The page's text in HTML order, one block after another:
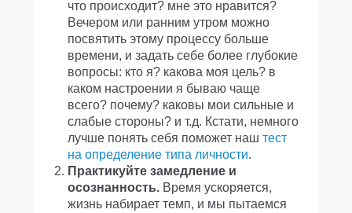
что происходит? мне это нравится?
Вечером или ранним утром можно
посвятить этому процессу больше
времени, и задать себе более глубокие
вопросы: кто я? какова моя цель? в
каком настроении я бываю чаще
всего? почему? каковы мои сильные и
слабые стороны? и т.д. Кстати, немного
лучше понять себя поможет наш тест
на определение типа личности.
Практикуйте замедление и
осознанность. Время ускоряется,
жизнь набирает темп, и мы пытаемся